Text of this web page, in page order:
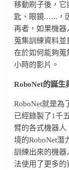
移動刷子後，
匙、眼鏡.…..，
再者，如果機
蒐集訓練資料
在於如何能夠
小時的影片。
RoboNet的誕生
RoboNet就是為
已經錄製了1千
臂的各式機器
境的RoboNet潛
訓練出來的機器
法使用了更多的